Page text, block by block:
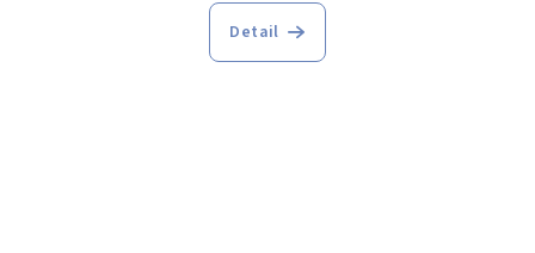
Detail